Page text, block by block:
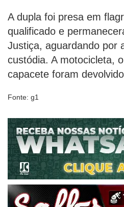
A dupla foi presa em
qualificado e
Justiça, aguardando por
custódia. A motocicleta,
capacete foram
Fonte: g1